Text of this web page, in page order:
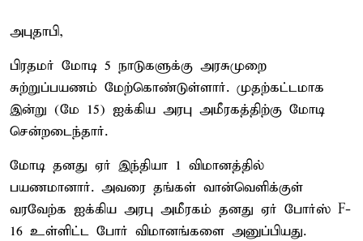
அபுதாபி,
பிரதமர் மோடி 5 நாடுகளுக்கு அரசுமுறை
சுற்றுப்பயணம் மேற்கொண்டுள்ளார். முதற்கட்டமாக
இன்று (மே 15) ஐக்கிய அரபு அமீரகத்திற்கு மோடி
சென்றடைந்தார்.
மோடி தனது ஏர் இந்தியா 1 விமானத்தில்
பயணமானார். அவரை தங்கள் வான்வெளிக்குள்
வரவேற்க ஐக்கிய அரபு அமீரகம் தனது ஏர் போர்ஸ் F-
16 உள்ளிட்ட போர் விமானங்களை அனுப்பியது.